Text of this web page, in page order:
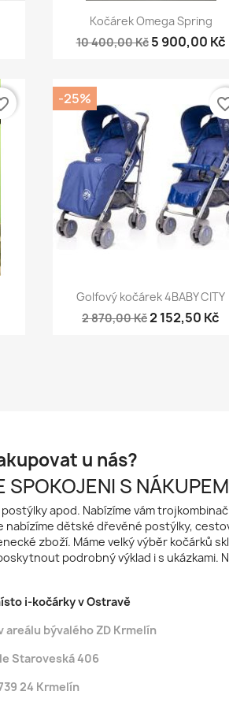
Rychlý náhled
Kočárek Omega Spring
10 400,00 Kč 5 900,00 Kč
Rychlý náhled
Golfový kočárek 4BABY CITY
2 870,00 Kč2 152,50 Kč
-25%
u nás?
SPOKOJENI S
apod. Nabízíme vám
nabízíme dětské dřevěné postýlky,
zboží. Máme velký výběr kočárků
podrobný výklad i s ukázkami.
i-kočárky v Ostravě
areálu bývalého ZD Krmelín
Staroveská 406
24 Krmelín